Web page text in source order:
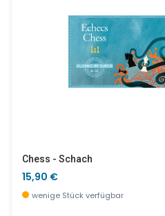
Chess - Schach
15,90 €
wenige Stück verfügbar